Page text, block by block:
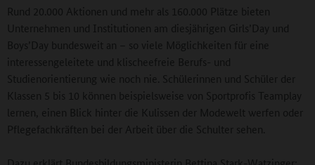
Rund 20.000 Aktionen und mehr als 160.000 Plätze bieten
Unternehmen und Institutionen am diesjährigen Girls’Day und
Boys’Day bundesweit an – so viele Möglichkeiten für eine
interessengeleitete und klischeefreie Berufs- und
Studienorientierung wie noch nie. Schülerinnen und Schüler der
Klassen 5 bis 10 können beispielsweise von Sportprofis Teamplay
lernen, einen Blick hinter die Kulissen der Modewelt werfen oder
Pflegefachkräften bei der Arbeit über die Schulter sehen.